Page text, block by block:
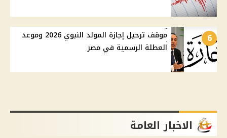
6
موقف ترحيل إجازة المولد النبوي 2026 وموعد
العطلة الرسمية في مصر
الاخبار العامة